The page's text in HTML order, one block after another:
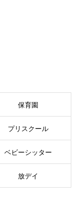
保育園
プリスクール
ベビーシッター
放デイ